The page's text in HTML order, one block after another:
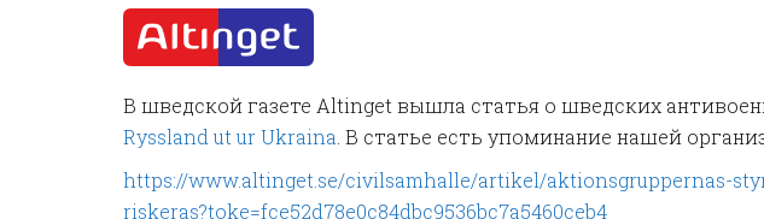
В шведской газете Altinget вышла статья о шведских
Ryssland ut ur Ukraina . В статье есть упоминание нашей
https://www.altinget.se/civilsamhalle/artikel/aktionsgruppernas-
riskeras?toke=fce52d78e0c84dbc9536bc7a5460ceb4